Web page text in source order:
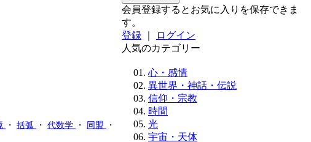
・ 括弧 ・ 代数学 ・ 同盟 ・
会員登録するとお気に入りを保存できま
す。
登録
ログイン
人気のカテゴリー
心・感情
異世界・神話・伝説
信仰・宗教
時間
光
宇宙・天体